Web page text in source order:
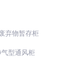
弃物暂存柜
型通风柜